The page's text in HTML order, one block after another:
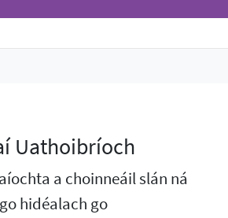
Uathoibríoch
a choinneáil slán ná
hidéalach go